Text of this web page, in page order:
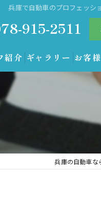
兵庫で自動車のプロフェッシ
915-2511
紹介 ギャラリー お客
兵庫の自動車な